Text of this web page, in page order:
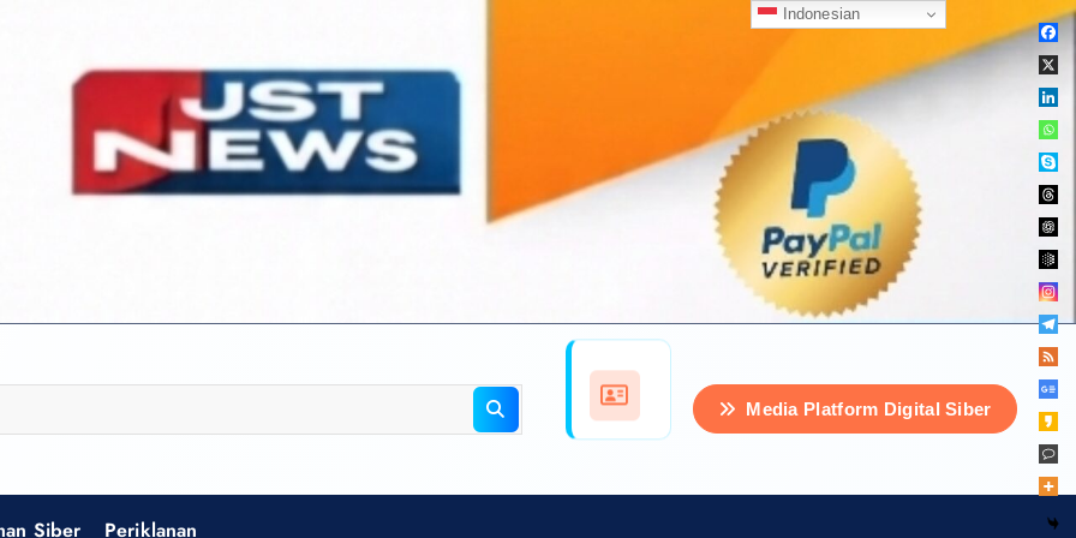
Media Platform Digital Siber
Siber Periklanan
Indonesian